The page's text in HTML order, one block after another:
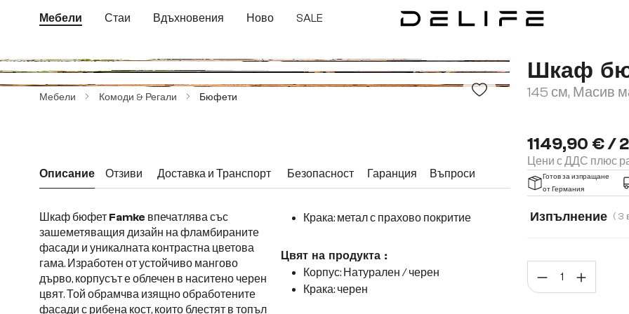
към основното съдържание
Преминете към търсенето
Преминете към основната навигация
Мебели Стаи Вдъхновения Ново SALE
Мебели Комоди & Регали Бюфети
Шкаф
145 см, Масив
1149,90 € /
Цени с ДДС плюс
Готов за изпращане
от Германия
Изпълнение
Описание Отзиви Доставка и Транспорт Безопасност Гаранция Въпроси
Шкаф бюфет Famke впечатлява със
зашеметяващия дизайн на фламбираните
фасади и уникалната контрастна цветова
гама. Изработен от устойчиво мангово
дърво, корпусът е облечен в наситено черен
цвят. Той обрамчва изящно обработените
фасади с рибена кост, които блестят в топъл
Крака: метал с прахово покритие
Цвят на продукта :
Корпус: Натурален / черен
Крака: черен